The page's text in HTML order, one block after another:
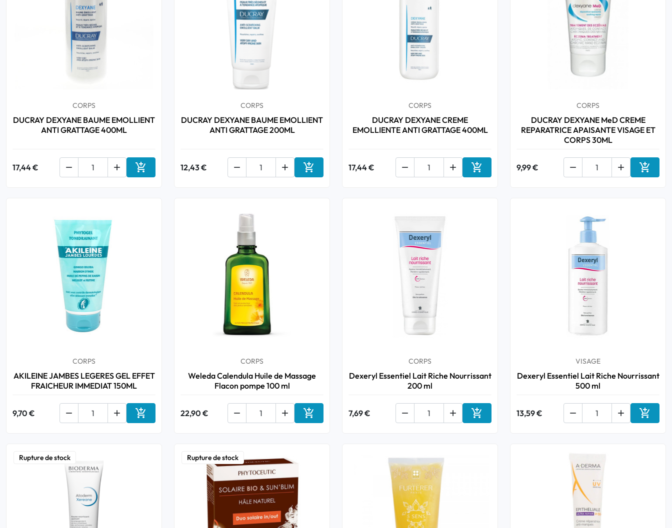
Divers
CORPS
DUCRAY DEXYANE BAUME EMOLLIENT
ANTI GRATTAGE 400ML
17,44 €   Ajouter au panier
CORPS
DUCRAY DEXYANE BAUME EMOLLIENT
ANTI GRATTAGE 200ML
12,43 €   Ajouter au panier
CORPS
DUCRAY DEXYANE CREME
EMOLLIENTE ANTI GRATTAGE 400ML
17,44 €   Ajouter au panier
CORPS
DUCRAY DEXYANE MeD CREME
REPARATRICE APAISANTE VISAGE ET
CORPS 30ML
9,99 €   
CORPS
AKILEINE JAMBES LEGERES GEL EFFET
FRAICHEUR IMMEDIAT 150ML
9,70 €   Ajouter au panier
CORPS
Weleda Calendula Huile de Massage
Flacon pompe 100 ml
22,90 €   Ajouter au panier
CORPS
Dexeryl Essentiel Lait Riche Nourrissant
200 ml
7,69 €   Ajouter au panier
VISAGE
Dexeryl Essentiel Lait Riche Nourrissant
500 ml
13,59 €   
Rupture de stock Rupture de stock